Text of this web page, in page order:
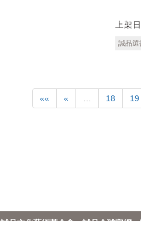
上架
誠品選
«« « … 18 19
誠品文化藝術基金會 誠品全球官網